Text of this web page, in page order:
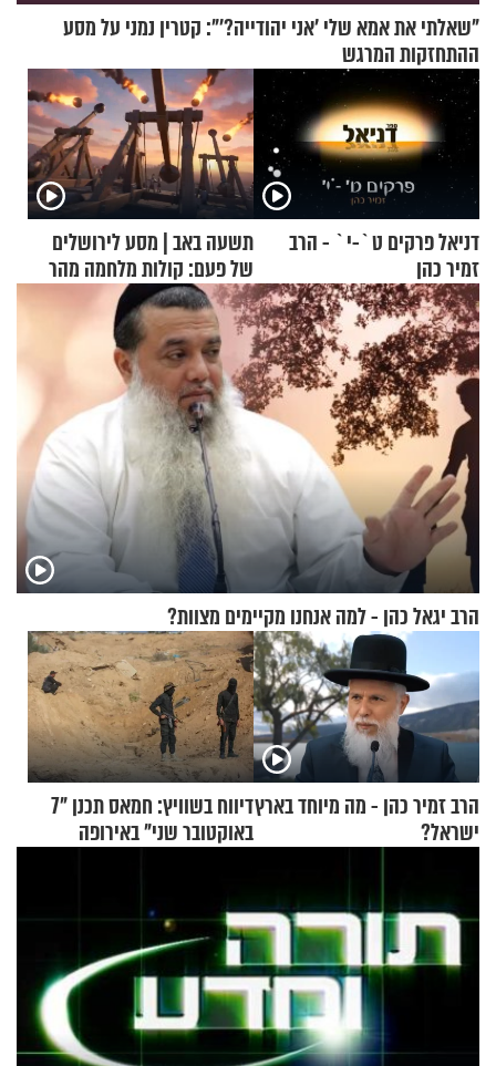
"שאלתי את אמא שלי 'אני יהודייה?'": קטרין נמני על מסע
ההתחזקות המרגש
דניאל פרקים ט`-י` - הרב
זמיר כהן
תשעה באב | מסע לירושלים
של פעם: קולות מלחמה מהר
הזיתים
הרב יגאל כהן - למה אנחנו מקיימים מצוות?
הרב זמיר כהן - מה מיוחד בארץ
ישראל?
דיווח בשוויץ: חמאס תכנן "7
באוקטובר שני" באירופה